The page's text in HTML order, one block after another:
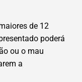
de 12
poderá
ou o mau
a